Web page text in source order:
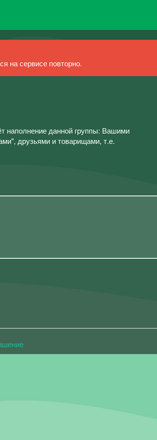
на сервисе повторно.
наполнение данной группы: Вашими
друзьями и товарищами, т.е.